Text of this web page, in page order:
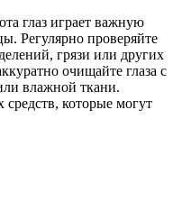
глаз играет важную
Регулярно проверяйте
грязи или других
очищайте глаза с
влажной ткани.
которые могут